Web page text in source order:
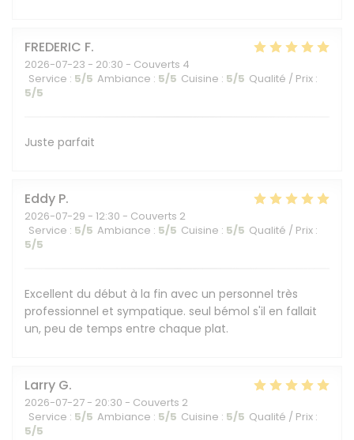
FREDERIC F
2026-07-23 - 20:30 - Couverts 4
Service : 5/5 Ambiance : 5/5 Cuisine : 5/5 Qualité / Prix :
5/5
Juste parfait
Eddy P
2026-07-29 - 12:30 - Couverts 2
Service : 5/5 Ambiance : 5/5 Cuisine : 5/5 Qualité / Prix :
5/5
Excellent du début à la fin avec un personnel très
professionnel et sympatique. seul bémol s'il en fallait
un, peu de temps entre chaque plat.
Larry G
2026-07-27 - 20:30 - Couverts 2
Service : 5/5 Ambiance : 5/5 Cuisine : 5/5 Qualité / Prix :
5/5